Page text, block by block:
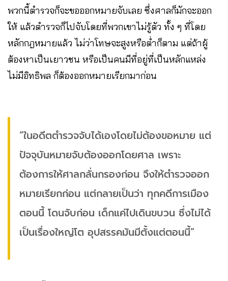
พวกนี้ตำรวจก็จะขอออกหมายจับเลย ซึ่งศาลก็มักจะออก
ให้ แล้วตำรวจก็ไปจับโดยที่พวกเขาไม่รู้ตัว ทั้ง ๆ ที่โดย
หลักกฎหมายแล้ว ไม่ว่าโทษจะสูงหรือต่ำก็ตาม แต่ถ้าผู้
ต้องหาเป็นเยาวชน หรือเป็นคนมีที่อยู่ที่เป็นหลักแหล่ง
ไม่มีอิทธิพล ก็ต้องออกหมายเรียกมาก่อน
“ในอดีตตำรวจจับได้เองโดยไม่ต้องขอหมาย แต่
ปัจจุบันหมายจับต้องออกโดยศาล เพราะ
ต้องการให้ศาลกลั่นกรองก่อน จึงให้ตำรวจออก
หมายเรียกก่อน แต่กลายเป็นว่า ทุกคดีการเมือง
ตอนนี้ โดนจับก่อน เด็กแค่ไปเดินขบวน ซึ่งไม่ได้
เป็นเรื่องใหญ่โต อุปสรรคมันมีตั้งแต่ตอนนี้”